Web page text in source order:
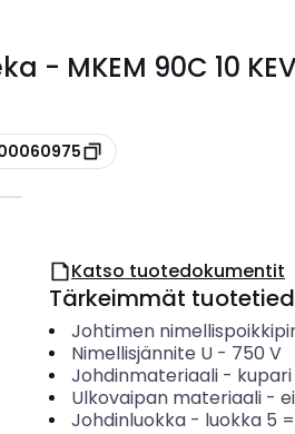
- MKEM 90C 10
Katso tuotedokumentit
Tärkeimmät
Johtimen
Nimellisjännite U- 750 V
Johdinmateriaali- kupari
Ulkovaipan materiaali-
Johdinluokka- luokka 5